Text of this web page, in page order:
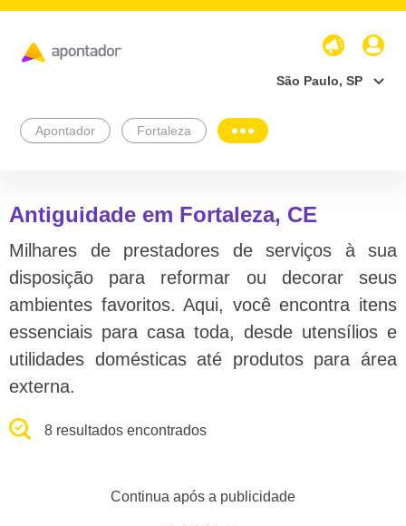
São Paulo, SP
Apontador Fortaleza
Antiguidade em Fortaleza, CE
Milhares de prestadores de serviços à sua
disposição para reformar ou decorar seus
ambientes favoritos. Aqui, você encontra itens
essenciais para casa toda, desde utensílios e
utilidades domésticas até produtos para área
externa.
8 resultados encontrados
Continua após a publicidade